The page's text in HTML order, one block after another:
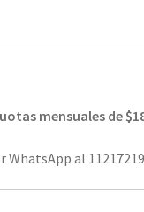
mensuales de
WhatsApp al